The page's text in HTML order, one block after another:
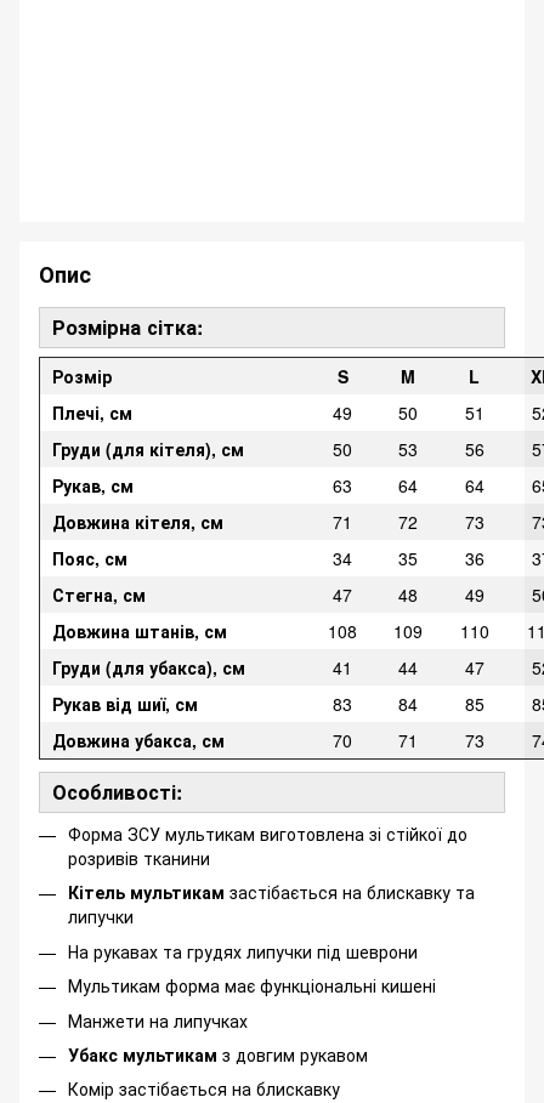
Опис
Розмірна сітка:
Розмір S M L
Плечі, см
49 50 51
Груди (для кітеля), см
50 53 56
Рукав, см
63 64 64
Довжина кітеля, см
71 72 73
Пояс, см
34 35 36
Стегна, см
47 48 49
Довжина штанів, см
108 109 110
Груди (для убакса), см
41 44 47
Рукав від шиї, см
83 84 85
Довжина убакса, см
70 71 73
Особливості:
Форма ЗСУ мультикам виготовлена зі стійкої до
розривів тканини
Кітель мультикам застібається на блискавку та
липучки
На рукавах та грудях липучки під шеврони
Мультикам форма має функціональні кишені
Манжети на липучках
Убакс мультикам з довгим рукавом
Комір застібається на блискавку